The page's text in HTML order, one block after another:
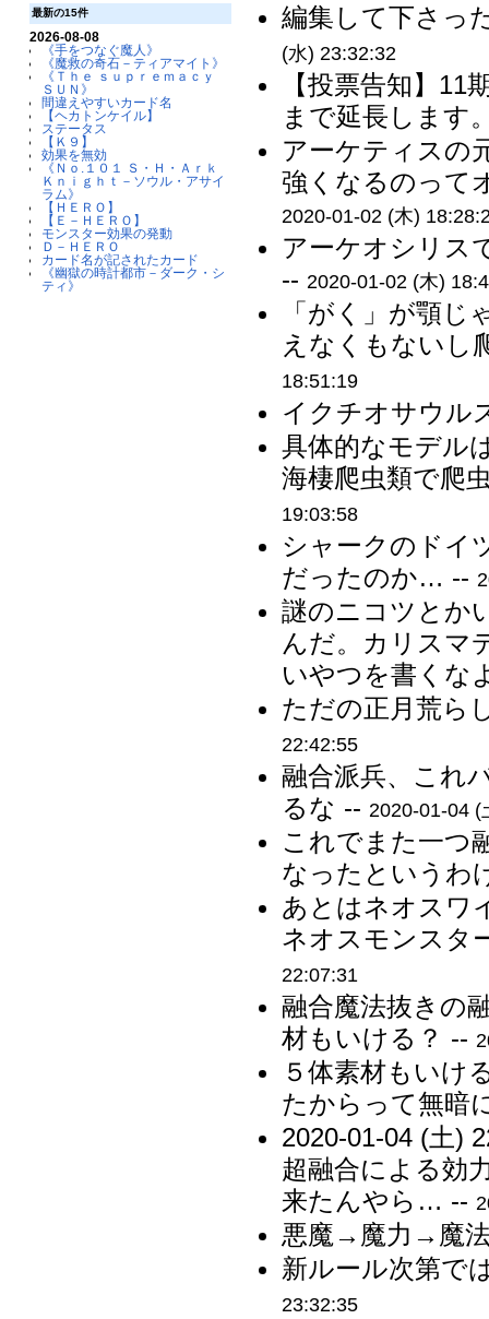
最新の15件
2026-08-08
《手をつなぐ魔人》
《魔救の奇石－ティアマイト》
《Ｔｈｅ ｓｕｐｒｅｍａｃｙ
ＳＵＮ》
間違えやすいカード名
【ヘカトンケイル】
ステータス
【Ｋ９】
効果を無効
《Ｎｏ.１０１ Ｓ・Ｈ・Ａｒｋ
Ｋｎｉｇｈｔ－ソウル・アサイ
ラム》
【ＨＥＲＯ】
【Ｅ－ＨＥＲＯ】
モンスター効果の発動
Ｄ－ＨＥＲＯ
カード名が記されたカード
《幽獄の時計都市－ダーク・シ
ティ》
編集して下さっ
(水) 23:32:32
【投票告知】
まで延長します
アーケティスの
強くなるのって
2020-01-02 (木)
アーケオシリス
-- 2020-01-02 (木)
「がく」が顎
えなくもないし
18:51:19
イクチオサウル
具体的なモデル
海棲爬虫類で爬
19:03:58
シャークのドイ
だったのか… --
謎のニコツとか
んだ。カリスマ
いやつを書くな
ただの正月荒ら
22:42:55
融合派兵、これ
るな -- 2020-01-04 (
これでまた一つ
なったというわ
あとはネオスワ
ネオスモンスタ
22:07:31
融合魔法抜きの
材もいける？ --
５体素材もいけ
たからって無暗
2020-01-04 (土)
超融合による効
来たんやら… --
悪魔→魔力→魔
新ルール次第で
23:32:35